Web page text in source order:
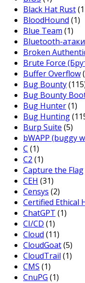
Black Hat Rust
BloodHound (1)
Blue Team (1)
Bluetooth-атаки
Broken
Brute Force
Buffer Overflow
Bug Bounty
Bug Bounty
Bug Hunter(1)
Bug Hunting
Burp Suite (5)
bWAPP (buggy
C (1)
C2 (1)
Capture the Flag
CEH (31)
Censys (2)
Certified Ethical
ChatGPT (1)
CI/CD (1)
Cloud (11)
CloudGoat(5)
CloudTrail (1)
CMS (1)
CnuPG (1)